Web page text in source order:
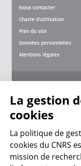
Nous contacter
Charte d'utilisation
Plan du site
Données personnelles
Mentions légales
La gestion
cookies
La politique de
cookies du CNRS
mission de